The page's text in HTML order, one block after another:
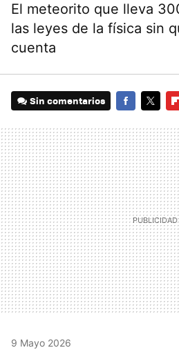
El meteorito que lleva
las leyes de la física sin
cuenta
Sin comentarios
9 Mayo 2026